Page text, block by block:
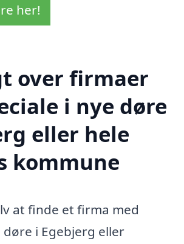
her!
over firmaer
i nye døre
eller hele
kommune
at finde et firma med
døre i Egebjerg eller